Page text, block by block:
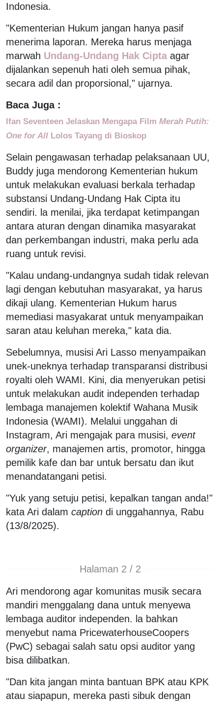
Indonesia.
"Kementerian Hukum jangan hanya pasif
menerima laporan. Mereka harus menjaga
marwah Undang-Undang Hak Cipta agar
dijalankan sepenuh hati oleh semua pihak,
secara adil dan proporsional," ujarnya.
Baca Juga :
Ifan Seventeen Jelaskan Mengapa Film Merah Putih:
One for All Lolos Tayang di Bioskop
Selain pengawasan terhadap pelaksanaan UU,
Buddy juga mendorong Kementerian hukum
untuk melakukan evaluasi berkala terhadap
substansi Undang-Undang Hak Cipta itu
sendiri. la menilai, jika terdapat ketimpangan
antara aturan dengan dinamika masyarakat
dan perkembangan industri, maka perlu ada
ruang untuk revisi.
"Kalau undang-undangnya sudah tidak relevan
lagi dengan kebutuhan masyarakat, ya harus
dikaji ulang. Kementerian Hukum harus
memediasi masyakarat untuk menyampaikan
saran atau keluhan mereka," kata dia.
Sebelumnya, musisi Ari Lasso menyampaikan
unek-uneknya terhadap transparansi distribusi
royalti oleh WAMI. Kini, dia menyerukan petisi
untuk melakukan audit independen terhadap
lembaga manajemen kolektif Wahana Musik
Indonesia (WAMI). Melalui unggahan di
Instagram, Ari mengajak para musisi, event
organizer, manajemen artis, promotor, hingga
pemilik kafe dan bar untuk bersatu dan ikut
menandatangani petisi.
"Yuk yang setuju petisi, kepalkan tangan anda!"
kata Ari dalam caption di unggahannya, Rabu
(13/8/2025).
Halaman 2 / 2
Ari mendorong agar komunitas musik secara
mandiri menggalang dana untuk menyewa
lembaga auditor independen. la bahkan
menyebut nama PricewaterhouseCoopers
(PwC) sebagai salah satu opsi auditor yang
bisa dilibatkan.
"Dan kita jangan minta bantuan BPK atau KPK
atau siapapun, mereka pasti sibuk dengan